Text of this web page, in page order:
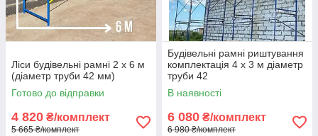
Ліси будівельні рамні 2 х 6 м
(діаметр труби 42 мм)
Готово до відправки
4 820 ₴/комплект
5 665 ₴/комплект
Будівельні рамні риштування
комплектація 4 х 3 м діаметр
труби 42
В наявності
6 080 ₴/комплект
6 980 ₴/комплект